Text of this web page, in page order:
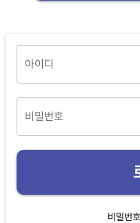
아이디
비밀번호
비밀번